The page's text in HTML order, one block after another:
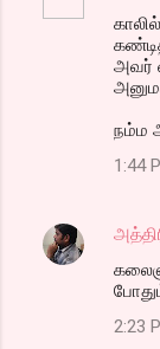
அவர்
நம்ம
1:44
2:23